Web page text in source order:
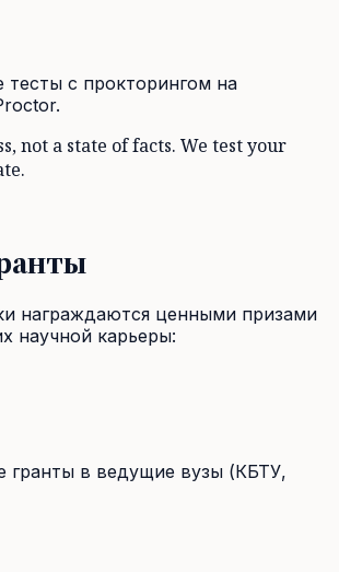
с прокторингом на
not a state of facts. We test your
награждаются ценными призами
научной карьеры:
гранты в ведущие вузы (КБТУ,